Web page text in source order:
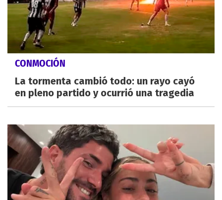
CONMOCIÓN
La tormenta cambió todo: un rayo cayó
en pleno partido y ocurrió una tragedia